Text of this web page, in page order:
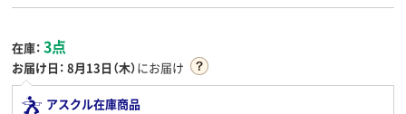
在庫： 3点
お届け日： 8月13日（木）にお届け
アスクル在庫商品